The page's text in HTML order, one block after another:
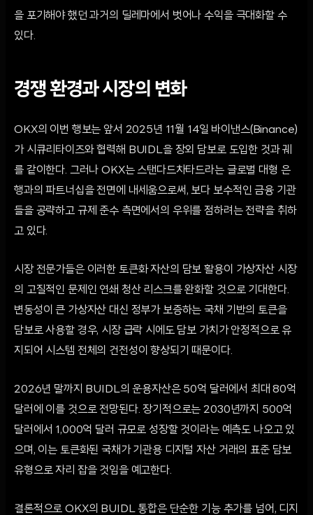
을 포기해야 했던 과거의 딜레마에서 벗어나 수익을 극대화할 수
있다.
경쟁 환경과 시장의 변화
OKX의 이번 행보는 앞서 2025년 11월 14일 바이낸스(Binance)
가 시큐리타이즈와 협력해 BUIDL을 장외 담보로 도입한 것과 궤
를 같이한다. 그러나 OKX는 스탠다드차타드라는 글로벌 대형 은
행과의 파트너십을 전면에 내세움으로써, 보다 보수적인 금융 기관
들을 공략하고 규제 준수 측면에서의 우위를 점하려는 전략을 취하
고 있다.
시장 전문가들은 이러한 토큰화 자산의 담보 활용이 가상자산 시장
의 고질적인 문제인 연쇄 청산 리스크를 완화할 것으로 기대한다.
변동성이 큰 가상자산 대신 정부가 보증하는 국채 기반의 토큰을
담보로 사용할 경우, 시장 급락 시에도 담보 가치가 안정적으로 유
지되어 시스템 전체의 건전성이 향상되기 때문이다.
2026년 말까지 BUIDL의 운용자산은 50억 달러에서 최대 80억
달러에 이를 것으로 전망된다. 장기적으로는 2030년까지 500억
달러에서 1,000억 달러 규모로 성장할 것이라는 예측도 나오고 있
으며, 이는 토큰화된 국채가 기관용 디지털 자산 거래의 표준 담보
유형으로 자리 잡을 것임을 예고한다.
결론적으로 OKX의 BUIDL 통합은 단순한 기능 추가를 넘어, 디지